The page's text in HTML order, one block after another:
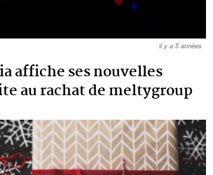
affiche ses nouvelles
au rachat de meltygroup
il y a 5 années